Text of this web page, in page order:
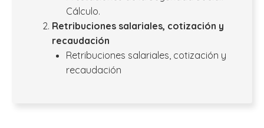
Cálculo.
Retribuciones salariales, cotización y
recaudación
Retribuciones salariales, cotización y
recaudación